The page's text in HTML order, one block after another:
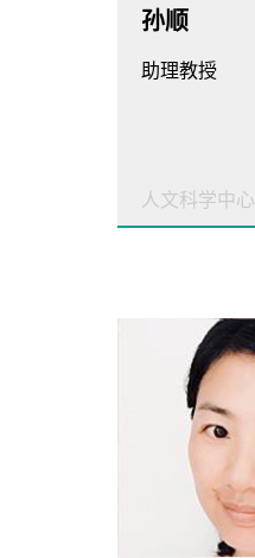
孙顺
助理教授
人文科学中心